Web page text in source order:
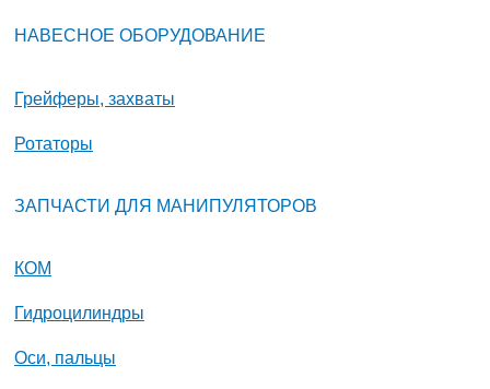
НАВЕСНОЕ ОБОРУДОВАНИЕ
Грейферы, захваты
Ротаторы
ЗАПЧАСТИ ДЛЯ МАНИПУЛЯТОРОВ
КОМ
Гидроцилиндры
Оси, пальцы